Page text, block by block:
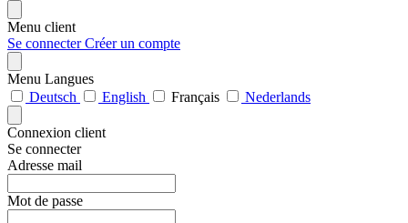
Menu client
Se connecterCréer un compte
Menu Langues
Deutsch
English Français Nederlands
Connexion client
Se connecter
Adresse mail
Mot de passe